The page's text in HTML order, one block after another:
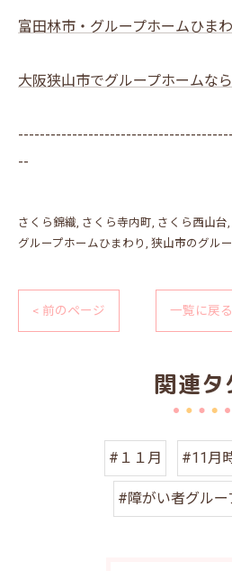
富田林市・グループホームひま
大阪狭山市でグループホームなら
--
さくら錦織 さくら寺内町 さくら西山台
グループホームひまわり 狭山市のグル
< 前のページ 一覧に戻る
関連タ
#１１月 #11月
#障がい者グルー